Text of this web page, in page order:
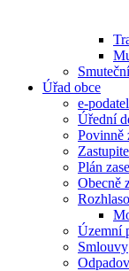
Úřad obce
e-
Úřední
Povinně
Plán
Obecně
Územní
Smlouvy